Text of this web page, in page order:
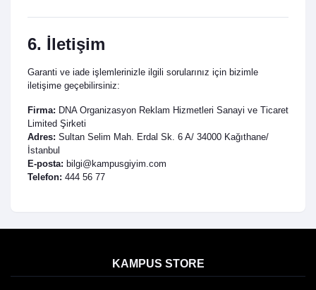
6. İletişim
Garanti ve iade işlemlerinizle ilgili sorularınız için bizimle
iletişime geçebilirsiniz:
Firma: DNA Organizasyon Reklam Hizmetleri Sanayi ve Ticaret
Limited Şirketi
Adres: Sultan Selim Mah. Erdal Sk. 6 A/ 34000 Kağıthane/
İstanbul
E-posta: bilgi@kampusgiyim.com
Telefon: 444 56 77
KAMPUS STORE